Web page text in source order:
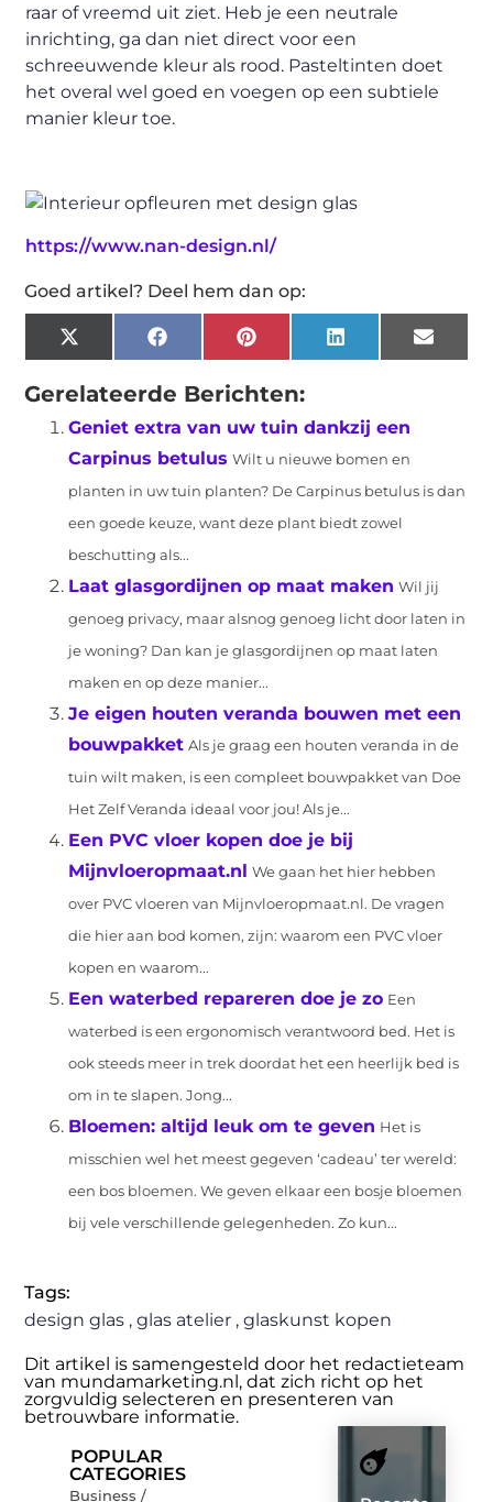
raar of vreemd uit ziet. Heb je een neutrale
inrichting, ga dan niet direct voor een
schreeuwende kleur als rood. Pasteltinten doet
het overal wel goed en voegen op een subtiele
manier kleur toe.
https://www.nan-design.nl/
Goed artikel? Deel hem dan op:
X
(Twitter)
FacebookPinterestLinkedIn Email
Gerelateerde Berichten:
Geniet extra van uw tuin dankzij een
Carpinus betulus Wilt u nieuwe bomen en
planten in uw tuin planten? De Carpinus betulus is dan
een goede keuze, want deze plant biedt zowel
beschutting als...
Laat glasgordijnen op maat maken Wil jij
genoeg privacy, maar alsnog genoeg licht door laten in
je woning? Dan kan je glasgordijnen op maat laten
maken en op deze manier...
Je eigen houten veranda bouwen met een
bouwpakket Als je graag een houten veranda in de
tuin wilt maken, is een compleet bouwpakket van Doe
Het Zelf Veranda ideaal voor jou! Als je...
Een PVC vloer kopen doe je bij
Mijnvloeropmaat.nl We gaan het hier hebben
over PVC vloeren van Mijnvloeropmaat.nl. De vragen
die hier aan bod komen, zijn: waarom een PVC vloer
kopen en waarom...
Een waterbed repareren doe je zo Een
waterbed is een ergonomisch verantwoord bed. Het is
ook steeds meer in trek doordat het een heerlijk bed is
om in te slapen. Jong...
Bloemen: altijd leuk om te geven Het is
misschien wel het meest gegeven ‘cadeau’ ter wereld:
een bos bloemen. We geven elkaar een bosje bloemen
bij vele verschillende gelegenheden. Zo kun...
Tags:
design glas ,glas atelier ,glaskunst kopen
Dit artikel is samengesteld door het redactieteam
van mundamarketing.nl, dat zich richt op het
zorgvuldig selecteren en presenteren van
betrouwbare informatie.
POPULAR
CATEGORIES
Business /